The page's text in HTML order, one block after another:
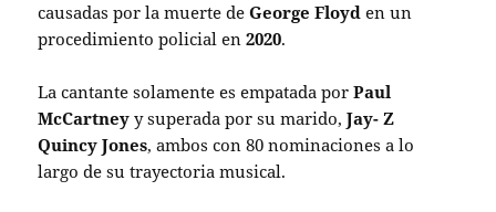
causadas por la muerte deGeorge Floyd en un
procedimiento policial en2020.
La cantante solamente es empatada porPaul
McCartney y superada por su marido,Jay- Z
Quincy Jones, ambos con 80 nominaciones a lo
largo de su trayectoria musical.